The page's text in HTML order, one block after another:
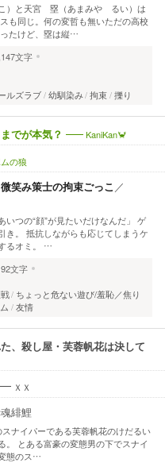
）と天宮 塁（あまみや るい）は
も同じ。何の変哲も無いただの高校
たけど、塁は縦…
文字
ルズラブ 幼馴染み 拘束 擽り
でが本気？ KaniKan🦀
の狼
笑み策士の拘束ごっこ ／
いつの“顔”が見たいだけなんだ」 ゲ
き。 抵抗しながらも応じてしまうケ
るオミ。 …
文字
ちょっと危ない遊び/羞恥／焦り
友情
、殺し屋・芙蓉帆花は決して
ＸＸ
緋鯉
スナイパーである芙蓉帆花のけだるい
。 とある富豪の変態男の下でスナイ
態のス…